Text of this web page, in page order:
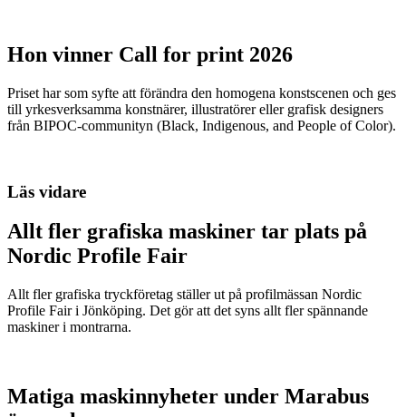
Hon vinner Call for print 2026
Priset har som syfte att förändra den homogena konstscenen och ges
till yrkesverksamma konstnärer, illustratörer eller grafisk designers
från BIPOC-communityn (Black, Indigenous, and People of Color).
Läs vidare
Allt fler grafiska maskiner tar plats på
Nordic Profile Fair
Allt fler grafiska tryckföretag ställer ut på profilmässan Nordic
Profile Fair i Jönköping. Det gör att det syns allt fler spännande
maskiner i montrarna.
Matiga maskinnyheter under Marabus